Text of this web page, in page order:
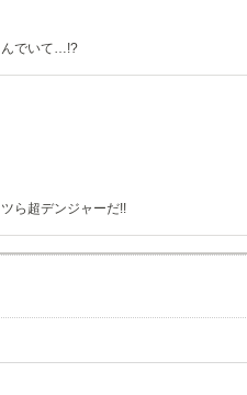
んでいて…!?
ら超デンジャーだ!!